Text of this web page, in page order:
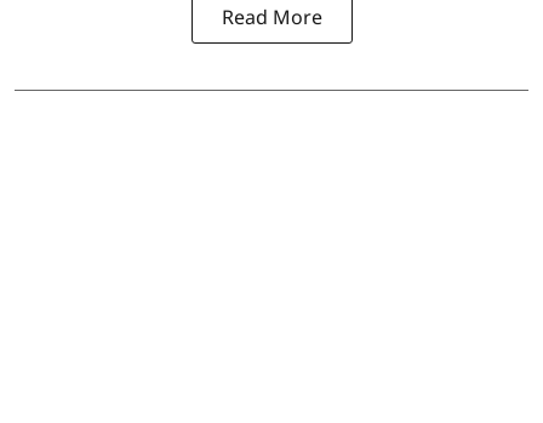
Read More